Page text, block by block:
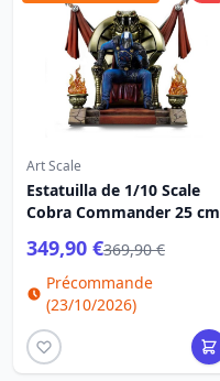
Art Scale
Estatuilla de 1/10 Scale
Cobra Commander 25 cm
349,90 €369,90 €
Précommande
(23/10/2026)